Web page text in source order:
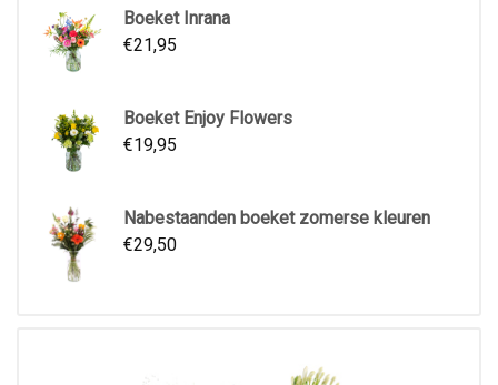
Boeket Inrana
€21,95
Boeket Enjoy Flowers
€19,95
Nabestaanden boeket zomerse kleuren
€29,50